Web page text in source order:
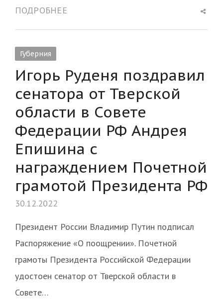
ПОДРОБНЕЕ
post
Губерния
Игорь Руденя поздравил
сенатора от Тверской
области в Совете
Федерации РФ Андрея
Епишина с
награждением Почетной
грамотой Президента РФ
30.12.2022
Президент России Владимир Путин подписал
Распоряжение «О поощрении». Почетной
грамоты Президента Российской Федерации
удостоен сенатор от Тверской области в
Совете…